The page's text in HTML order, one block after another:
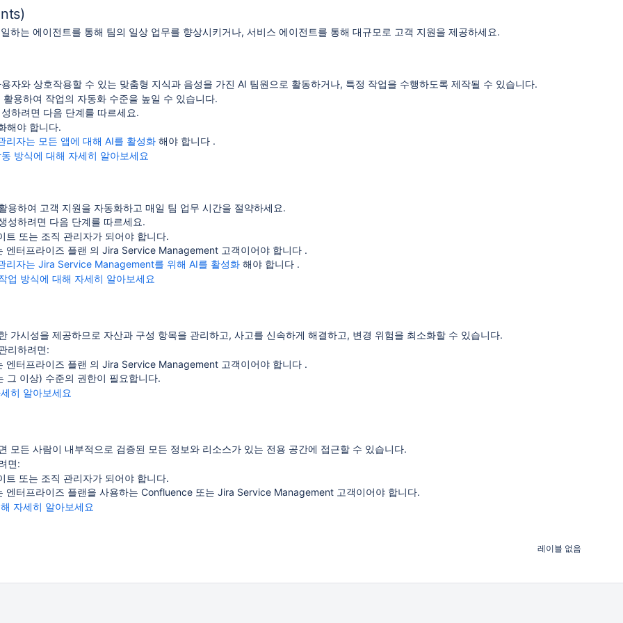
하는 에이전트를 통해 팀의 일상 업무를 향상시키거나, 서비스 에이전트를 통해 대규모로 고객 지원을 제공하세요.
자와 상호작용할 수 있는 맞춤형 지식과 음성을 가진 AI 팀원으로 활동하거나, 특정 작업을 수행하도록 제작될 수 있습니다.
활용하여 작업의 자동화 수준을 높일 수 있습니다.
하려면 다음 단계를 따르세요.
해야 합니다.
리자는 모든 앱에 대해 AI를 활성화 해야 합니다 .
방식에 대해 자세히 알아보세요
용하여 고객 지원을 자동화하고 매일 팀 업무 시간을 절약하세요.
성하려면 다음 단계를 따르세요.
트 또는 조직 관리자가 되어야 합니다.
엔터프라이즈 플랜 의 Jira Service Management 고객이어야 합니다 .
리자는 Jira Service Management를 위해 AI를 활성화 해야 합니다 .
업 방식에 대해 자세히 알아보세요
가시성을 제공하므로 자산과 구성 항목을 관리하고, 사고를 신속하게 해결하고, 변경 위험을 최소화할 수 있습니다.
리하려면:
엔터프라이즈 플랜 의 Jira Service Management 고객이어야 합니다 .
그 이상) 수준의 권한이 필요합니다.
히 알아보세요
모든 사람이 내부적으로 검증된 모든 정보와 리소스가 있는 전용 공간에 접근할 수 있습니다.
면:
트 또는 조직 관리자가 되어야 합니다.
엔터프라이즈 플랜을 사용하는 Confluence 또는 Jira Service Management 고객이어야 합니다.
자세히 알아보세요
레이블 없음